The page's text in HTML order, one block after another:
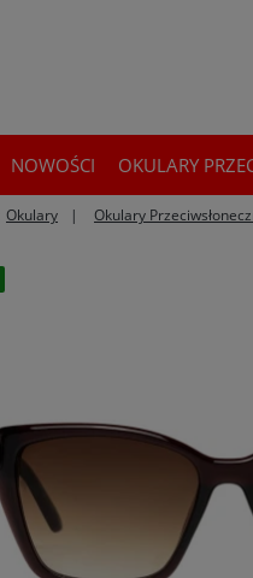
NOWOŚCI OKULARY
Okulary Okulary